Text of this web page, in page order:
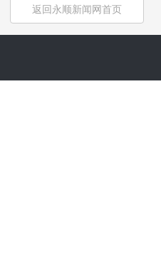
返回永顺新闻网首页